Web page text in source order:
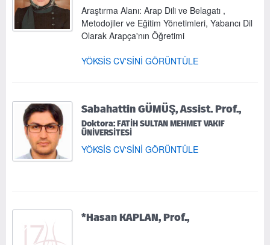
Araştırma Alanı: Arap Dili ve Belagatı ,
Metodojiler ve Eğitim Yönetimleri, Yabancı Dil
Olarak Arapça'nın Öğretimi
YÖKSİS CV'SİNİ GÖRÜNTÜLE
Sabahattin GÜMÜŞ, Assist. Prof.,
Doktora: FATİH SULTAN MEHMET VAKIF
ÜNİVERSİTESİ
YÖKSİS CV'SİNİ GÖRÜNTÜLE
*Hasan KAPLAN, Prof.,